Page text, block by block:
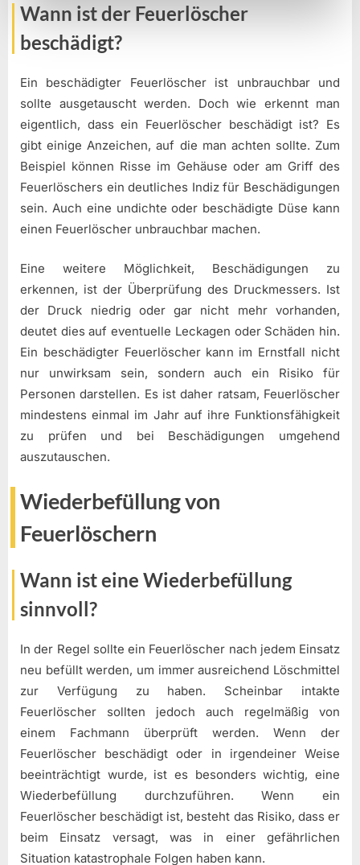
Wann ist der Feuerlöscher
beschädigt?
Ein beschädigter Feuerlöscher ist unbrauchbar und
sollte ausgetauscht werden. Doch wie erkennt man
eigentlich, dass ein Feuerlöscher beschädigt ist? Es
gibt einige Anzeichen, auf die man achten sollte. Zum
Beispiel können Risse im Gehäuse oder am Griff des
Feuerlöschers ein deutliches Indiz für Beschädigungen
sein. Auch eine undichte oder beschädigte Düse kann
einen Feuerlöscher unbrauchbar machen.
Eine weitere Möglichkeit, Beschädigungen zu
erkennen, ist der Überprüfung des Druckmessers. Ist
der Druck niedrig oder gar nicht mehr vorhanden,
deutet dies auf eventuelle Leckagen oder Schäden hin.
Ein beschädigter Feuerlöscher kann im Ernstfall nicht
nur unwirksam sein, sondern auch ein Risiko für
Personen darstellen. Es ist daher ratsam, Feuerlöscher
mindestens einmal im Jahr auf ihre Funktionsfähigkeit
zu prüfen und bei Beschädigungen umgehend
auszutauschen.
Wiederbefüllung von
Feuerlöschern
Wann ist eine Wiederbefüllung
sinnvoll?
In der Regel sollte ein Feuerlöscher nach jedem Einsatz
neu befüllt werden, um immer ausreichend Löschmittel
zur Verfügung zu haben. Scheinbar intakte
Feuerlöscher sollten jedoch auch regelmäßig von
einem Fachmann überprüft werden. Wenn der
Feuerlöscher beschädigt oder in irgendeiner Weise
beeinträchtigt wurde, ist es besonders wichtig, eine
Wiederbefüllung durchzuführen. Wenn ein
Feuerlöscher beschädigt ist, besteht das Risiko, dass er
beim Einsatz versagt, was in einer gefährlichen
Situation katastrophale Folgen haben kann.